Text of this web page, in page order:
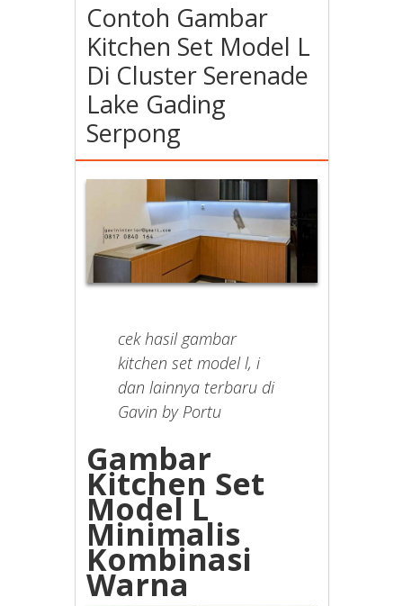
Contoh Gambar
Kitchen Set Model L
Di Cluster Serenade
Lake Gading
Serpong
cek hasil gambar
kitchen set model l, i
dan lainnya terbaru di
Gavin by Portu
Gambar
Kitchen Set
Model L
Minimalis
Kombinasi
Warna